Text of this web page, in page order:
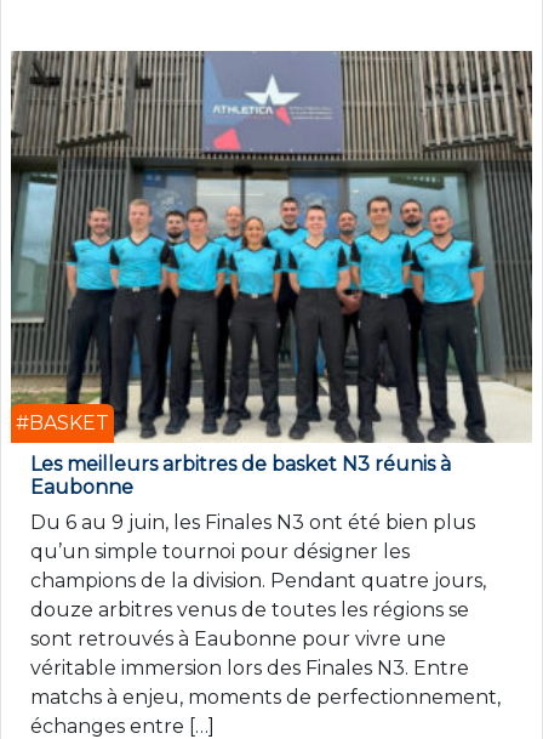
#BASKET
Les meilleurs arbitres de basket N3 réunis à
Eaubonne
Du 6 au 9 juin, les Finales N3 ont été bien plus
qu’un simple tournoi pour désigner les
champions de la division. Pendant quatre jours,
douze arbitres venus de toutes les régions se
sont retrouvés à Eaubonne pour vivre une
véritable immersion lors des Finales N3. Entre
matchs à enjeu, moments de perfectionnement,
échanges entre […]